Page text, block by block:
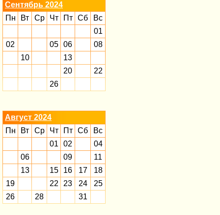
Сентябрь 2024
Пн
Вт Ср Чт Пт Сб
Вс
01
02
05 06
08
10
13
20
22
26
Август 2024
Пн
Вт Ср Чт Пт Сб
Вс
01
02
04
06
09
11
13
15 16 17
18
19
22 23 24
25
26
28 31